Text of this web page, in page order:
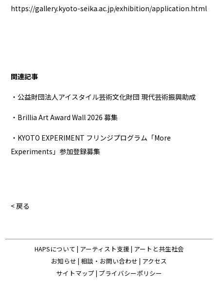
https://gallery.kyoto-seika.ac.jp/exhibition/application.html
関連記事
・公益財団法人アイスタイル芸術文化財団 現代芸術振興助成
・Brillia Art Award Wall 2026 募集
・KYOTO EXPERIMENT フリンジプログラム「More
Experiments」参加登録募集
< 戻る
HAPSについて | アーティスト支援 | アートと共生社会
お知らせ | 相談・お問い合わせ | アクセス
サイトマップ | プライバシーポリシー